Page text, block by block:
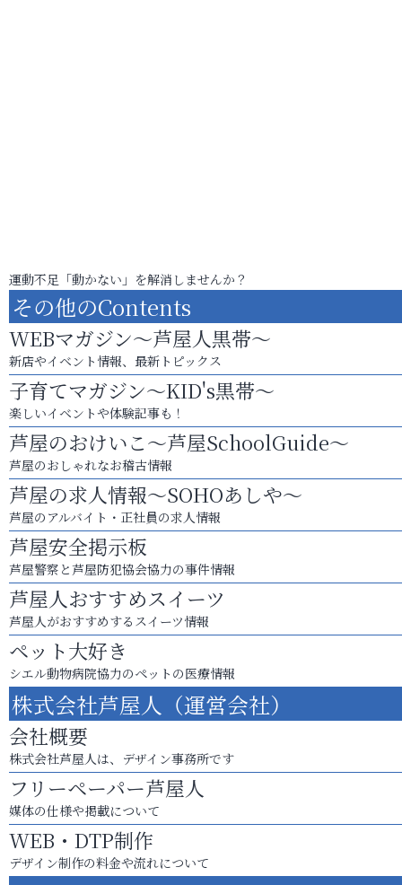
運動不足「動かない」を解消しませんか？
その他のContents
WEBマガジン～芦屋人黒帯～
新店やイベント情報、最新トピックス
子育てマガジン～KID's黒帯～
楽しいイベントや体験記事も！
芦屋のおけいこ～芦屋SchoolGuide～
芦屋のおしゃれなお稽古情報
芦屋の求人情報～SOHOあしや～
芦屋のアルバイト・正社員の求人情報
芦屋安全掲示板
芦屋警察と芦屋防犯協会協力の事件情報
芦屋人おすすめスイーツ
芦屋人がおすすめするスイーツ情報
ペット大好き
シエル動物病院協力のペットの医療情報
株式会社芦屋人（運営会社）
会社概要
株式会社芦屋人は、デザイン事務所です
フリーペーパー芦屋人
媒体の仕様や掲載について
WEB・DTP制作
デザイン制作の料金や流れについて